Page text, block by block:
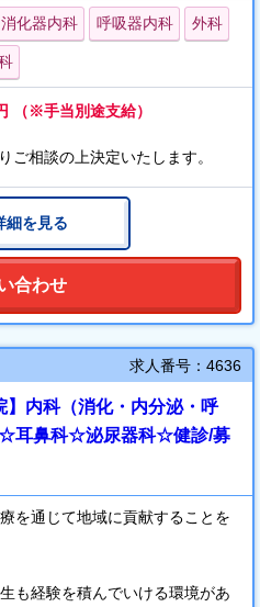
など、働きやすい取り組みを多
消化器内科 呼吸器内科 外科
（※手当別途支給）
ご相談の上決定いたします。
細を見る
合わせ
求人番号：4636
】内科（消化・内分泌・呼
耳鼻科☆泌尿器科☆健診/募
を通じて地域に貢献することを
も経験を積んでいける環境があ